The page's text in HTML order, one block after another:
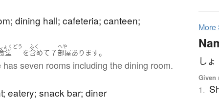
dining hall; cafeteria; canteen;
ょくどう
堂 を
ふく
含めて ７
へや
部屋あります。
has seven rooms including the dining room.
eatery; snack bar; diner
More
し
Given
1.